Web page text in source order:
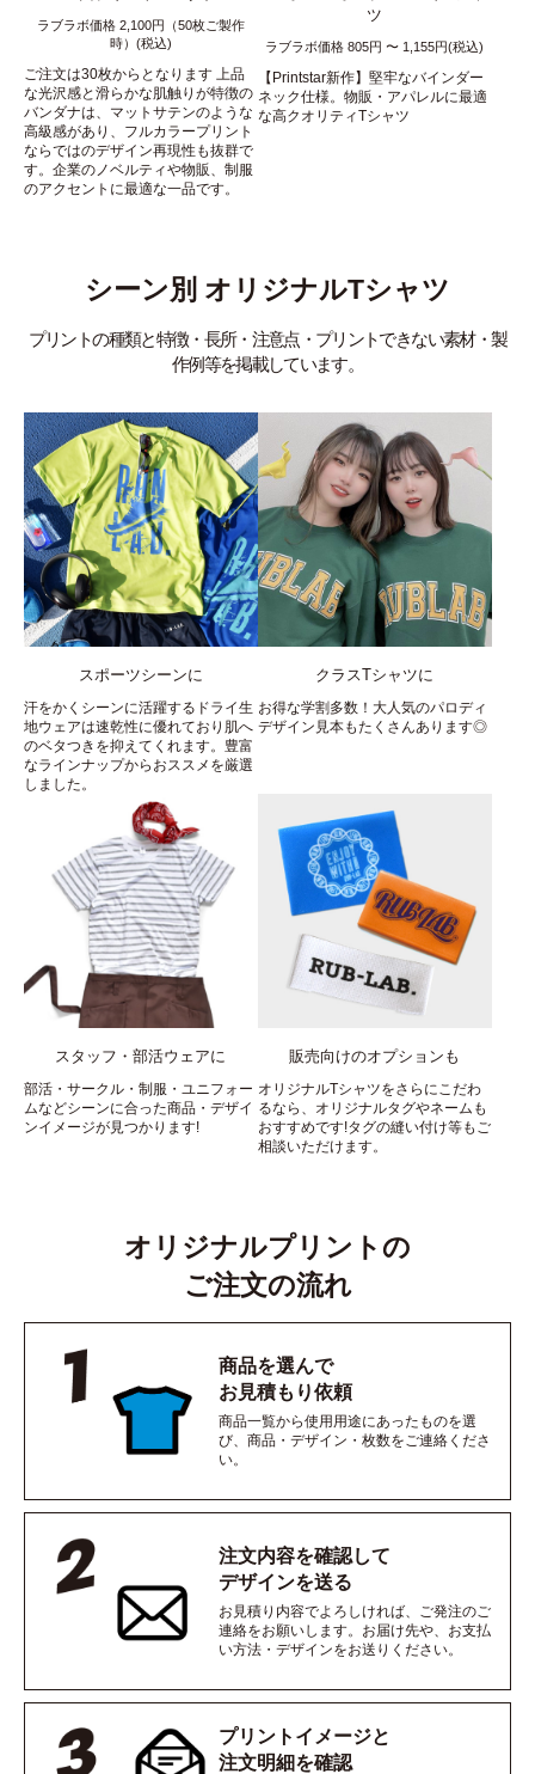
ラブラボ価格 2,100円（50枚ご製作
時）(税込)
ご注文は30枚からとなります 上品
な光沢感と滑らかな肌触りが特徴の
バンダナは、マットサテンのような
高級感があり、フルカラープリント
ならではのデザイン再現性も抜群で
す。企業のノベルティや物販、制服
のアクセントに最適な一品です。
ツ
ラブラボ価格 805円 〜 1,155円(税込)
【Printstar新作】堅牢なバインダー
ネック仕様。物販・アパレルに最適
な高クオリティTシャツ
シーン別 オリジナルTシャツ
プリントの種類と特徴・長所・注意点・プリントできない素材・製
作例等を掲載しています。
スポーツシーンに
汗をかくシーンに活躍するドライ生
地ウェアは速乾性に優れており肌へ
のベタつきを抑えてくれます。豊富
なラインナップからおススメを厳選
しました。
クラスTシャツに
お得な学割多数！大人気のパロディ
デザイン見本もたくさんあります◎
スタッフ・部活ウェアに
部活・サークル・制服・ユニフォー
ムなどシーンに合った商品・デザイ
ンイメージが見つかります!
販売向けのオプションも
オリジナルTシャツをさらにこだわ
るなら、オリジナルタグやネームも
おすすめです!タグの縫い付け等もご
相談いただけます。
オリジナルプリントの
ご注文の流れ
商品を選んで
お見積もり依頼
商品一覧から使用用途にあったものを選
び、商品・デザイン・枚数をご連絡くださ
い。
注文内容を確認して
デザインを送る
お見積り内容でよろしければ、ご発注のご
連絡をお願いします。お届け先や、お支払
い方法・デザインをお送りください。
プリントイメージと
注文明細を確認